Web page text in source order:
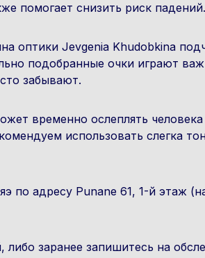
помогает снизить риск падений.
оптики Jevgenia Khudobkina
подобранные очки играют
забывают.
временно ослеплять
использовать слегка
по адресу Punane 61, 1-й этаж
заранее запишитесь на